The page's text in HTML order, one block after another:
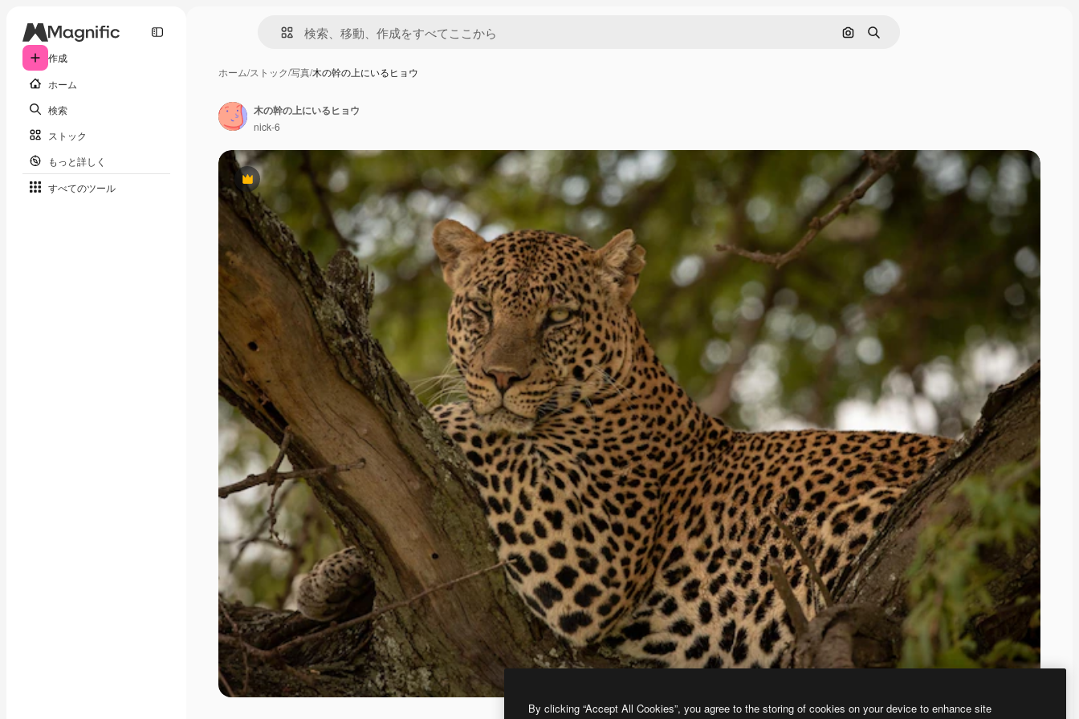
作成
ホーム
検索
ストック
もっと詳しく
すべてのツール
画像で検索
検索
ホーム/ストック/写真/木の幹の上にいるヒョウ
Premium
木の幹の上にいるヒョウ
nick-6
By clicking “Accept All Cookies”, you agree to the storing of cookies on your device to enhance site